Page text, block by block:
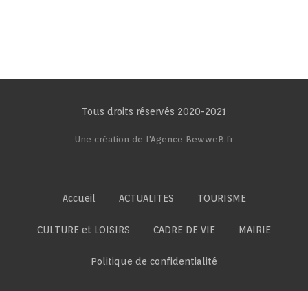
Tous droits réservés 2020-2021
Une création de L'Agence BewweB.fr
Accueil ACTUALITES TOURISME
CULTURE et LOISIRS CADRE DE VIE MAIRIE
Politique de confidentialité